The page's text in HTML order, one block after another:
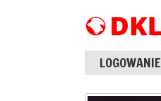
LOGOWANIE